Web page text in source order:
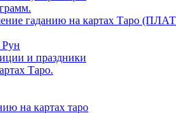
гаданию на картах Таро
Рун
и праздники
Таро.
на картах таро